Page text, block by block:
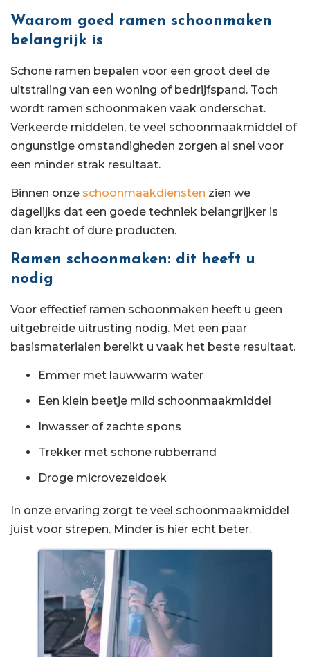
Waarom goed ramen schoonmaken
belangrijk is
Schone ramen bepalen voor een groot deel de
uitstraling van een woning of bedrijfspand. Toch
wordt ramen schoonmaken vaak onderschat.
Verkeerde middelen, te veel schoonmaakmiddel of
ongunstige omstandigheden zorgen al snel voor
een minder strak resultaat.
Binnen onze schoonmaakdiensten zien we
dagelijks dat een goede techniek belangrijker is
dan kracht of dure producten.
Ramen schoonmaken: dit heeft u
nodig
Voor effectief ramen schoonmaken heeft u geen
uitgebreide uitrusting nodig. Met een paar
basismaterialen bereikt u vaak het beste resultaat.
Emmer met lauwwarm water
Een klein beetje mild schoonmaakmiddel
Inwasser of zachte spons
Trekker met schone rubberrand
Droge microvezeldoek
In onze ervaring zorgt te veel schoonmaakmiddel
juist voor strepen. Minder is hier echt beter.